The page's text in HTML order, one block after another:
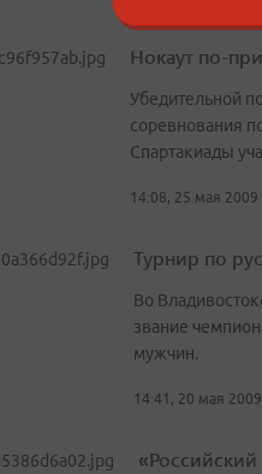
Нокаут по-
Убедительной
соревнования
Спартакиады
14:08, 25 мая 2009
Турнир по
Во
звание
мужчин.
14:41, 20 мая 2009